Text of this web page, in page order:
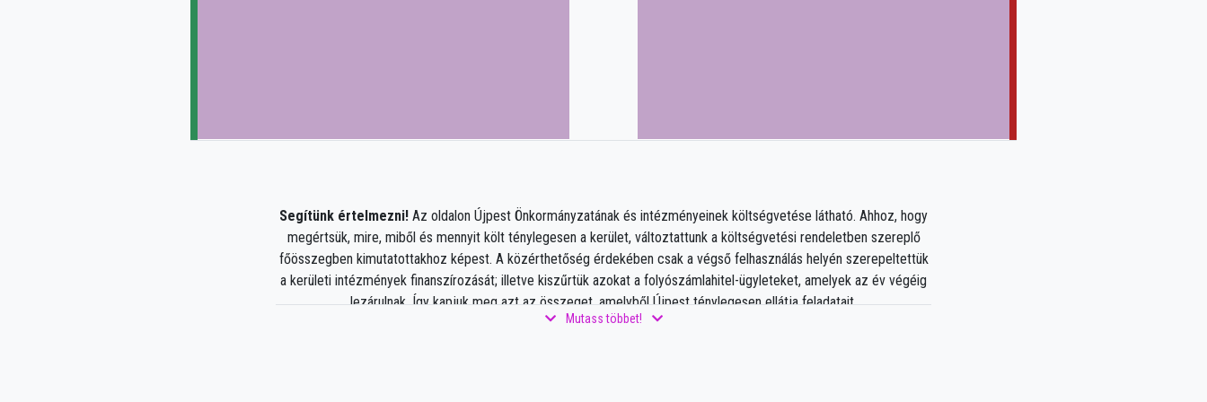
Segítünk értelmezni! Az oldalon Újpest Önkormányzatának és intézményeinek költségvetése látható. Ahhoz, hogy
megértsük, mire, miből és mennyit költ ténylegesen a kerület, változtattunk a költségvetési rendeletben szereplő
főösszegben kimutatottakhoz képest. A közérthetőség érdekében csak a végső felhasználás helyén szerepeltettük
a kerületi intézmények finanszírozását; illetve kiszűrtük azokat a folyószámlahitel-ügyleteket, amelyek az év végéig
lezárulnak. Így kapjuk meg azt az összeget, amelyből Újpest ténylegesen ellátja feladatait.
Mutass többet!